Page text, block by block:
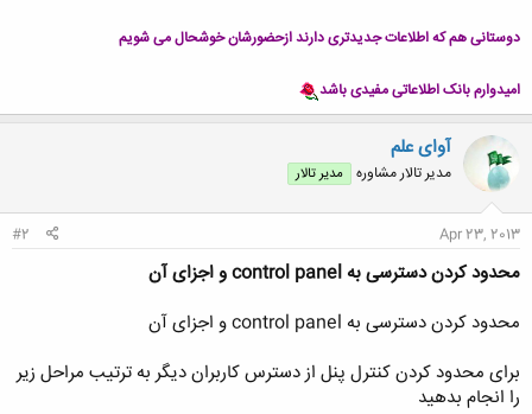
دوستانی هم که اطلاعات جدیدتری دارند ازحضورشان خوشحال می شویم
امیدوارم بانک اطلاعاتی مفیدی باشد
آوای علم
مدیر تالار مشاوره مدیر تالار
Apr 23, 2013
#2
محدود کردن دسترسی به control panel و اجزای آن
محدود کردن دسترسی به control panel و اجزای آن
برای محدود کردن کنترل پنل از دسترس کاربران دیگر به ترتیب مراحل زیر
را انجام بدهید